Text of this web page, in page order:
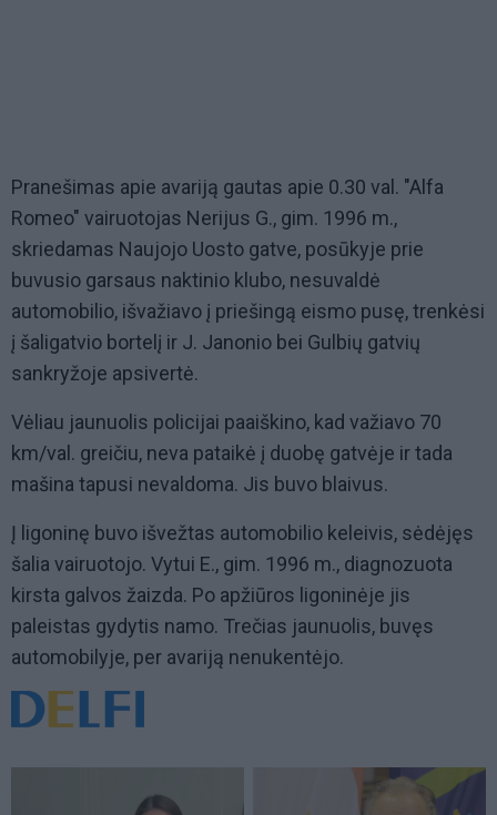
Pranešimas apie avariją gautas apie 0.30 val. "Alfa
Romeo" vairuotojas Nerijus G., gim. 1996 m.,
skriedamas Naujojo Uosto gatve, posūkyje prie
buvusio garsaus naktinio klubo, nesuvaldė
automobilio, išvažiavo į priešingą eismo pusę, trenkėsi
į šaligatvio bortelį ir J. Janonio bei Gulbių gatvių
sankryžoje apsivertė.
Vėliau jaunuolis policijai paaiškino, kad važiavo 70
km/val. greičiu, neva pataikė į duobę gatvėje ir tada
mašina tapusi nevaldoma. Jis buvo blaivus.
Į ligoninę buvo išvežtas automobilio keleivis, sėdėjęs
šalia vairuotojo. Vytui E., gim. 1996 m., diagnozuota
kirsta galvos žaizda. Po apžiūros ligoninėje jis
paleistas gydytis namo. Trečias jaunuolis, buvęs
automobilyje, per avariją nenukentėjo.